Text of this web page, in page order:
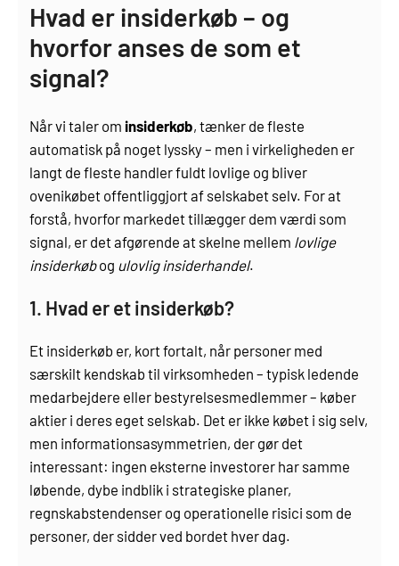
Hvad er insiderkøb – og
hvorfor anses de som et
signal?
Når vi taler om insiderkøb, tænker de fleste
automatisk på noget lyssky – men i virkeligheden er
langt de fleste handler fuldt lovlige og bliver
ovenikøbet offentliggjort af selskabet selv. For at
forstå, hvorfor markedet tillægger dem værdi som
signal, er det afgørende at skelne mellem lovlige
insiderkøbog ulovlig insiderhandel.
1. Hvad er et insiderkøb?
Et insiderkøb er, kort fortalt, når personer med
særskilt kendskab til virksomheden – typisk ledende
medarbejdere eller bestyrelsesmedlemmer – køber
aktier i deres eget selskab. Det er ikke købet i sig selv,
men informationsasymmetrien, der gør det
interessant: ingen eksterne investorer har samme
løbende, dybe indblik i strategiske planer,
regnskabstendenser og operationelle risici som de
personer, der sidder ved bordet hver dag.